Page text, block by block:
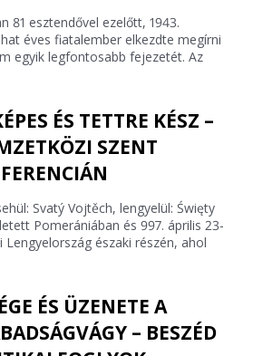
81 esztendővel ezelőtt, 1943.
éves fiatalember elkezdte megírni
egyik legfontosabb fejezetét. Az
ÉS TETTRE KÉSZ –
SZENT
Svatý Vojtěch, lengyelül: Święty
Pomerániában és 997. április 23-
északi részén, ahol
ÉS ÜZENETE A
– BESZÉD